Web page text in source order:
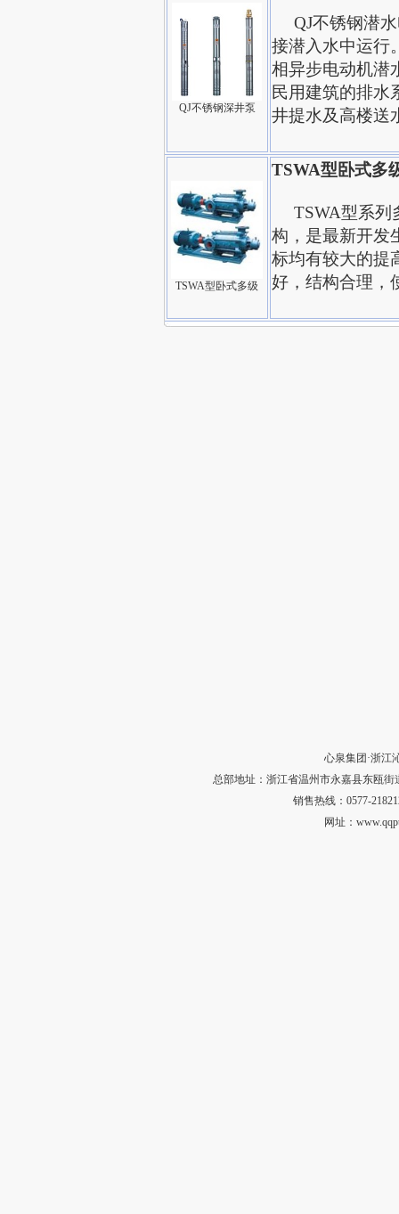
QJ不锈钢深井泵
QJ不锈钢潜水
接潜入水中运行
相异步电动机潜
民用建筑的排水
井提水及高楼送
TSWA型卧式多级
TSWA型卧式多
TSWA型系列
构，是最新开发
标均有较大的提
好，结构合理，
心泉集团·浙江
总部地址：浙江省温州市永嘉县东瓯街
销售热线：0577-
网址：